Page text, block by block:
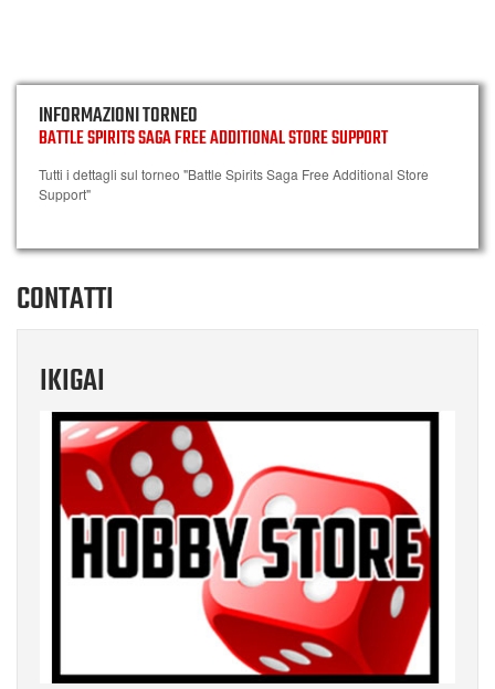
INFORMAZIONI TORNEO
BATTLE SPIRITS SAGA FREE ADDITIONAL STORE SUPPORT
Tutti i dettagli sul torneo "Battle Spirits Saga Free Additional Store
Support"
CONTATTI
IKIGAI